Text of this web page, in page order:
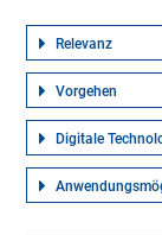
Relevanz
Vorgehen
Digitale